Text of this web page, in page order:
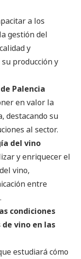
a los
gestión del
y
producción y
Palencia
en valor la
destacando su
al sector.
del vino
y enriquecer el
vino,
entre
condiciones
vino en las
estudiará cómo